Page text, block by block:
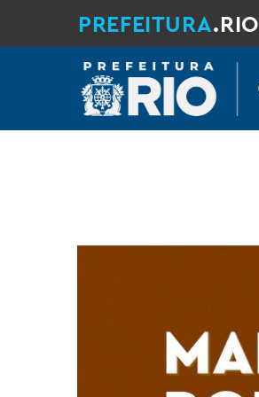
PREFEITURA.RIO